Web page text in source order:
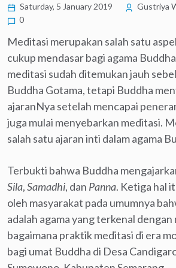
Saturday, 5 January 2019 Gustriya
0
Meditasi merupakan salah satu
cukup mendasar bagi agama
meditasi sudah ditemukan jauh
Buddha Gotama, tetapi Buddha
ajaranNya setelah mencapai
juga mulai menyebarkan meditasi.
salah satu ajaran inti dalam agama
Terbukti bahwa Buddha
Sila,Samadhi, dan Panna. Ketiga hal
oleh masyarakat pada umumnya
adalah agama yang terkenal
bagaimana praktik meditasi di era
bagi umat Buddha di Desa